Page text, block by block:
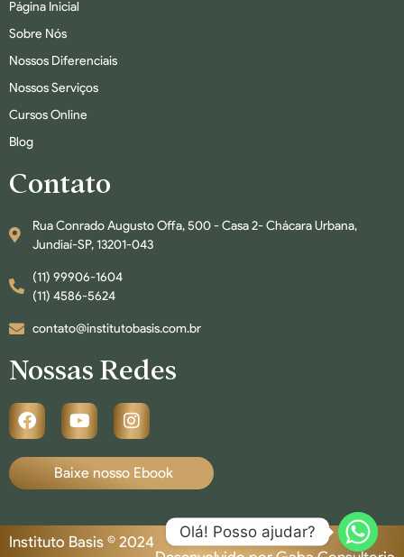
Página Inicial
Sobre Nós
Nossos Diferenciais
Nossos Serviços
Cursos Online
Blog
Contato
Rua Conrado Augusto Offa, 500 - Casa 2- Chácara Urbana,
Jundiaí-SP, 13201-043
(11) 99906-1604
(11) 4586-5624
contato@institutobasis.com.br
Nossas Redes
Baixe nosso Ebook
Instituto Basis © 2024
Olá! Posso ajudar?